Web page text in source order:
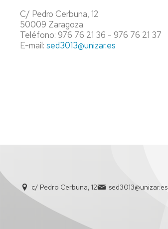
DE
DIRECCIÓN
C/ Pedro Cerbuna, 12
50009 Zaragoza
Teléfono: 976 76 21 36 - 976 76 21 37
E-mail: sed3013@unizar.es
c/ Pedro Cerbuna, 12 sed3013@unizar.es